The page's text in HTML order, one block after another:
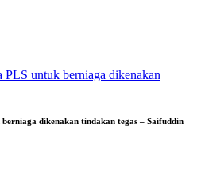
dikenakan tindakan tegas – Saifuddin